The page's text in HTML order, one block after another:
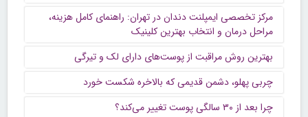
مرکز تخصصی ایمپلنت دندان در تهران: راهنمای کامل هزینه،
مراحل درمان و انتخاب بهترین کلینیک
بهترین روش مراقبت از پوست‌های دارای لک و تیرگی
چربی پهلو، دشمن قدیمی که بالاخره شکست خورد
چرا بعد از ۳۰ سالگی پوست تغییر می‌کند؟